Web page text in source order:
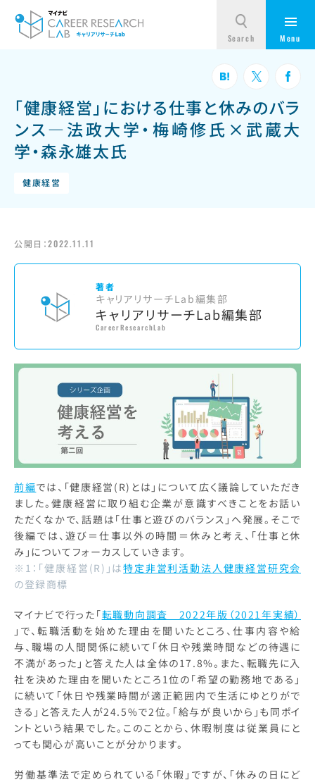
「健康経営」における仕事と休みのバラ
ンス—法政大学・梅崎修氏×武蔵大
学・森永雄太氏
健康経営
公開日：2022.11.11
著者
キャリアリサーチLab編集部
キャリアリサーチLab編集部
CareerResearchLab
前編では、「健康経営(R)とは」について広く議論していただき
ました。健康経営に取り組む企業が意識すべきことをお話い
ただくなかで、話題は「仕事と遊びのバランス」へ発展。そこで
後編では、遊び＝仕事以外の時間＝休みと考え、「仕事と休
み」についてフォーカスしていきます。
※1：「健康経営(R)」は特定非営利活動法人健康経営研究会
の登録商標
マイナビで行った「転職動向調査 2022年版（2021年実績）
」で、転職活動を始めた理由を聞いたところ、仕事内容や給
与、職場の人間関係に続いて「休日や残業時間などの待遇に
不満があった」と答えた人は全体の17.8%。また、転職先に入
社を決めた理由を聞いたところ1位の「希望の勤務地である」
に続いて「休日や残業時間が適正範囲内で生活にゆとりがで
きる」と答えた人が24.5%で2位。「給与が良いから」も同ポイ
ントという結果でした。このことから、休暇制度は従業員にと
っても関心が高いことが分かります。
労働基準法で定められている「休暇」ですが、「休みの日にど